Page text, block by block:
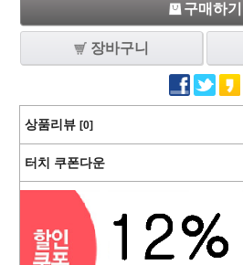
구매하기
장바구니
상품리뷰 [0]
터치 쿠폰다운